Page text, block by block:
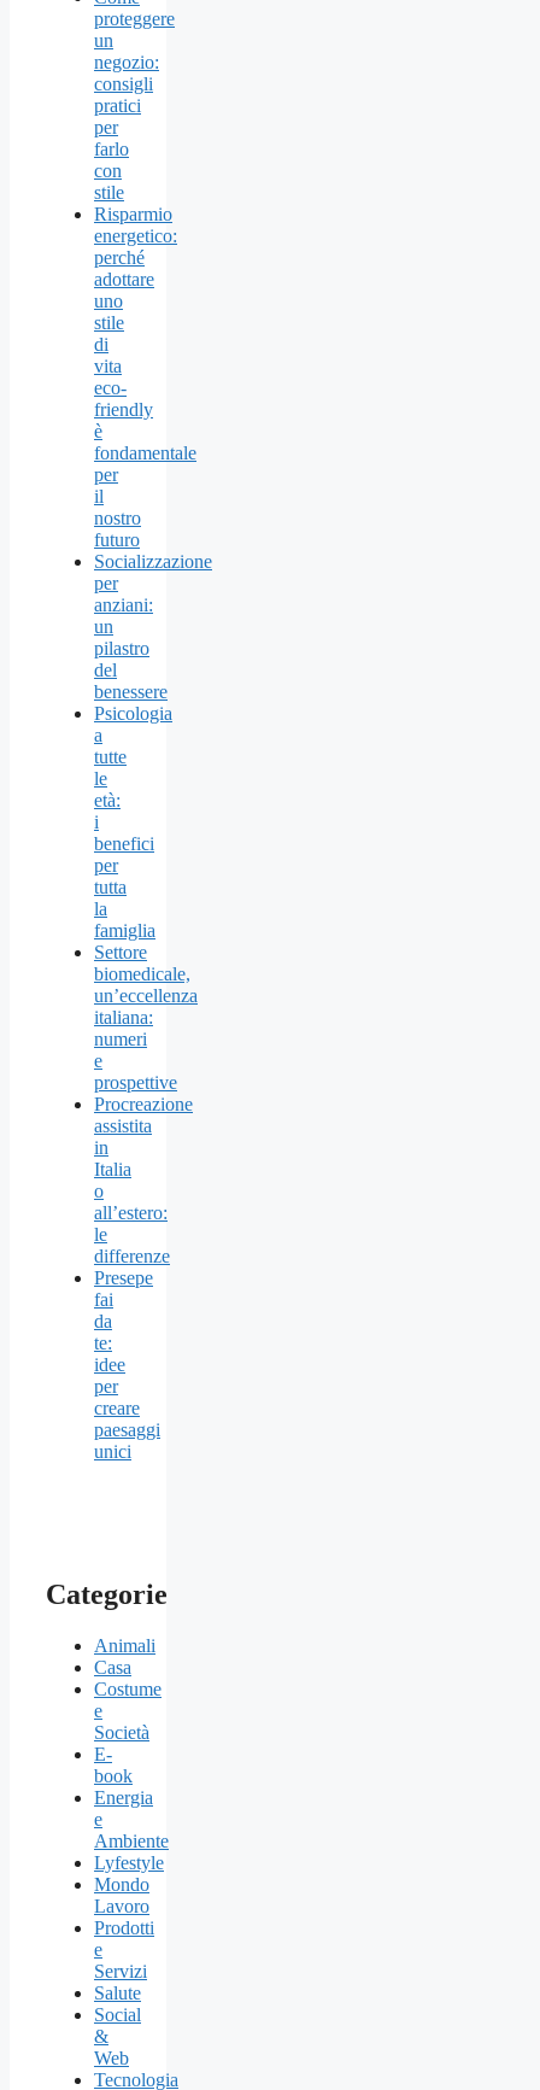
proteggere
un
negozio:
consigli
pratici
per
farlo
con
stile
Risparmio
energetico:
perché
adottare
uno
stile
di
vita
eco-
friendly
è
fondamentale
per
il
nostro
futuro
Socializzazione
per
anziani:
un
pilastro
del
benessere
Psicologia
a
tutte
le
età:
i
benefici
per
tutta
la
famiglia
Settore
biomedicale,
un’eccellenza
italiana:
numeri
e
prospettive
Procreazione
assistita
in
Italia
o
all’estero:
le
differenze
Presepe
fai
da
te:
idee
per
creare
paesaggi
unici
Categorie
Animali
Casa
Costume
e
Società
E-
book
Energia
e
Ambiente
Lyfestyle
Mondo
Lavoro
Prodotti
e
Servizi
Salute
Social
&
Web
Tecnologia